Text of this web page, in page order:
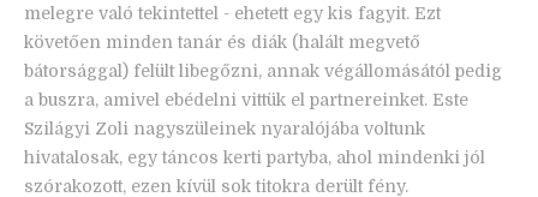
melegre való tekintettel - ehetett egy kis fagyit. Ezt
követően minden tanár és diák (halált megvető
bátorsággal) felült libegőzni, annak végállomásától pedig
a buszra, amivel ebédelni vittük el partnereinket. Este
Szilágyi Zoli nagyszüleinek nyaralójába voltunk
hivatalosak, egy táncos kerti partyba, ahol mindenki jól
szórakozott, ezen kívül sok titokra derült fény.